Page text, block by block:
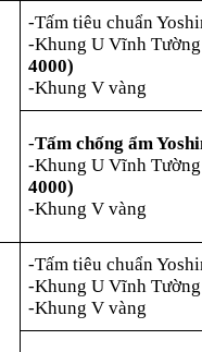
-Tấm tiêu chuẩn
-Khung U Vĩnh Tường
4000)
-Khung V vàng
-Tấm chống ẩm
-Khung U Vĩnh Tường
4000)
-Khung V vàng
-Tấm tiêu chuẩn
-Khung U Vĩnh Tường
-Khung V vàng